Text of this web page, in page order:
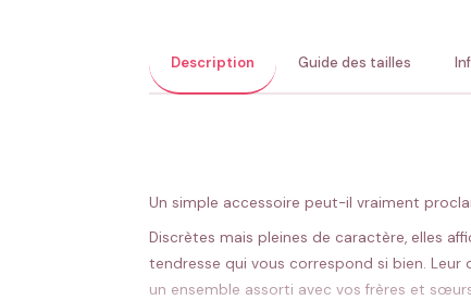
Description Guide des tailles
Un simple accessoire peut-il vraiment
Discrètes mais pleines de caractère, elles
tendresse qui vous correspond si bien. Leur
un ensemble assorti avec vos frères et